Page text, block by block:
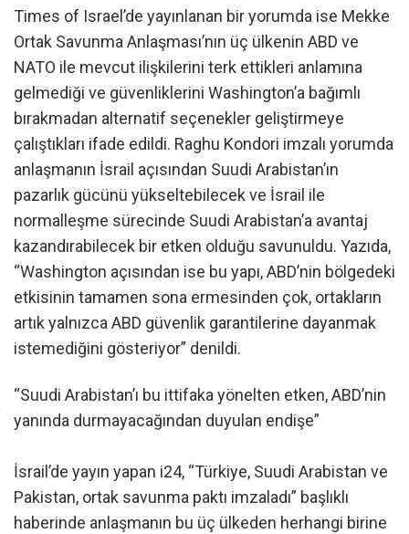
Times of Israel’de yayınlanan bir yorumda ise Mekke
Ortak Savunma Anlaşması’nın üç ülkenin ABD ve
NATO ile mevcut ilişkilerini terk ettikleri anlamına
gelmediği ve güvenliklerini Washington’a bağımlı
bırakmadan alternatif seçenekler geliştirmeye
çalıştıkları ifade edildi. Raghu Kondori imzalı yorumda
anlaşmanın İsrail açısından Suudi Arabistan’ın
pazarlık gücünü yükseltebilecek ve İsrail ile
normalleşme sürecinde Suudi Arabistan’a avantaj
kazandırabilecek bir etken olduğu savunuldu. Yazıda,
“Washington açısından ise bu yapı, ABD’nin bölgedeki
etkisinin tamamen sona ermesinden çok, ortakların
artık yalnızca ABD güvenlik garantilerine dayanmak
istemediğini gösteriyor” denildi.
“Suudi Arabistan’ı bu ittifaka yönelten etken, ABD’nin
yanında durmayacağından duyulan endişe”
İsrail’de yayın yapan i24, “Türkiye, Suudi Arabistan ve
Pakistan, ortak savunma paktı imzaladı” başlıklı
haberinde anlaşmanın bu üç ülkeden herhangi birine